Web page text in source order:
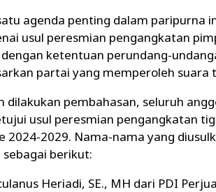
agenda penting dalam paripurna
usul peresmian pengangkatan
dengan ketentuan perundang-
partai yang memperoleh suara
dilakukan pembahasan, seluruh
usul peresmian pengangkatan
2024-2029. Nama-nama yang
sebagai berikut:
Heriadi, SE., MH dari PDI